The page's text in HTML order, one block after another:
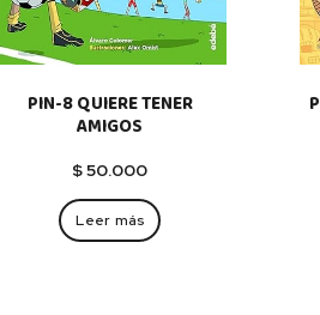
PIN-8 QUIERE TENER
AMIGOS
$50.000
Leer más